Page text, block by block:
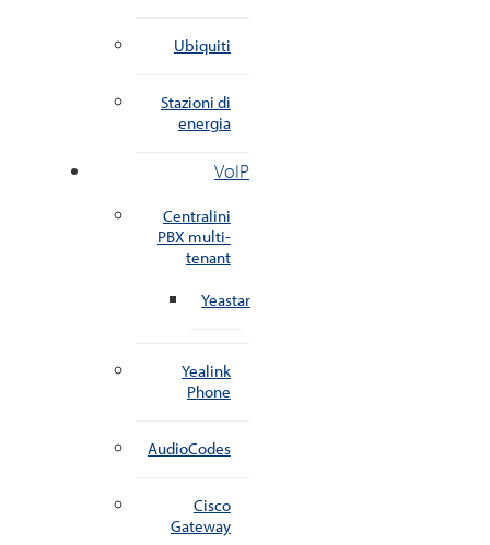
Ubiquiti
Stazioni di
energia
VoIP
Centralini
PBX multi-
tenant
Yeastar
Yealink
Phone
AudioCodes
Cisco
Gateway